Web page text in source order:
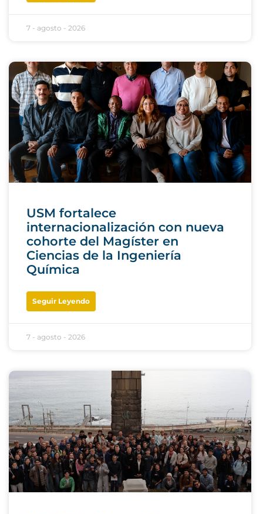
7 - agosto - 2026
USM fortalece
internacionalización con nueva
cohorte del Magíster en
Ciencias de la Ingeniería
Química
Seguir Leyendo
7 - agosto - 2026